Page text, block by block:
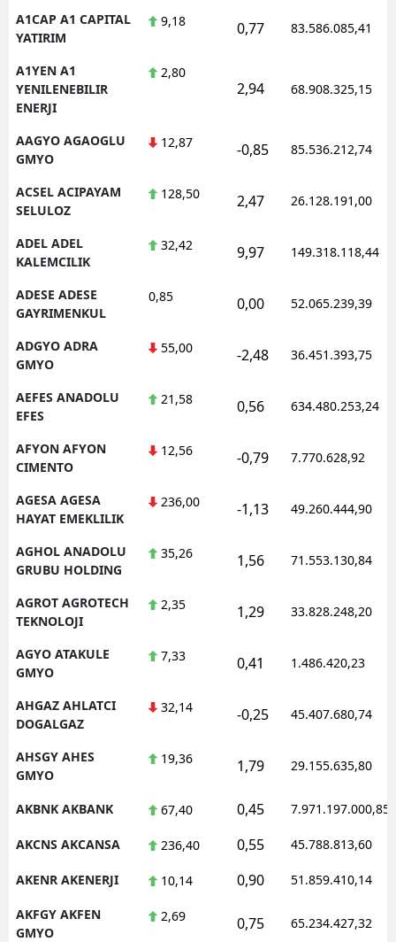
A1CAP A1 CAPITAL
YATIRIM
9,18 0,77 83.586.085,41
A1YEN A1
YENILENEBILIR
ENERJI
2,80
2,94 68.908.325,15
AAGYO AGAOGLU
GMYO
12,87 -0,85 85.536.212,74
ACSEL ACIPAYAM
SELULOZ
128,50 2,47 26.128.191,00
ADEL ADEL
KALEMCILIK
32,42 9,97 149.318.118,44
ADESE ADESE
GAYRIMENKUL
0,85 0,00 52.065.239,39
ADGYO ADRA
GMYO
55,00 -2,48 36.451.393,75
AEFES ANADOLU
EFES
21,58 0,56 634.480.253,24
AFYON AFYON
CIMENTO
12,56 -0,79 7.770.628,92
AGESA AGESA
HAYAT EMEKLILIK
236,00 -1,13 49.260.444,90
AGHOL ANADOLU
GRUBU HOLDING
35,26 1,56 71.553.130,84
AGROT AGROTECH
TEKNOLOJI
2,35 1,29 33.828.248,20
AGYO ATAKULE
GMYO
7,33 0,41 1.486.420,23
AHGAZ AHLATCI
DOGALGAZ
32,14 -0,25 45.407.680,74
AHSGY AHES
GMYO
19,36 1,79 29.155.635,80
AKBNK AKBANK 67,40 0,45 7.971.197.000,85
AKCNS AKCANSA 236,40 0,55 45.788.813,60
AKENR AKENERJI 10,14 0,90 51.859.410,14
AKFGY AKFEN
GMYO
2,69 0,75 65.234.427,32